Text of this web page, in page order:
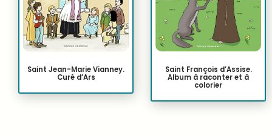
Saint Jean-Marie Vianney.
Curé d’Ars
Saint François d’Assise.
Album à raconter et à
colorier